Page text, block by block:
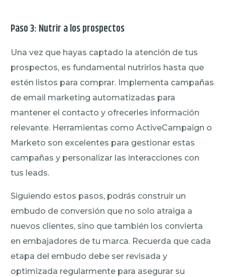
Paso 3: Nutrir a los prospectos
Una vez que hayas captado la atención de tus
prospectos, es fundamental nutrirlos hasta que
estén listos para comprar. Implementa campañas
de email marketing automatizadas para
mantener el contacto y ofrecerles información
relevante. Herramientas como ActiveCampaign o
Marketo son excelentes para gestionar estas
campañas y personalizar las interacciones con
tus leads.
Siguiendo estos pasos, podrás construir un
embudo de conversión que no solo atraiga a
nuevos clientes, sino que también los convierta
en embajadores de tu marca. Recuerda que cada
etapa del embudo debe ser revisada y
optimizada regularmente para asegurar su